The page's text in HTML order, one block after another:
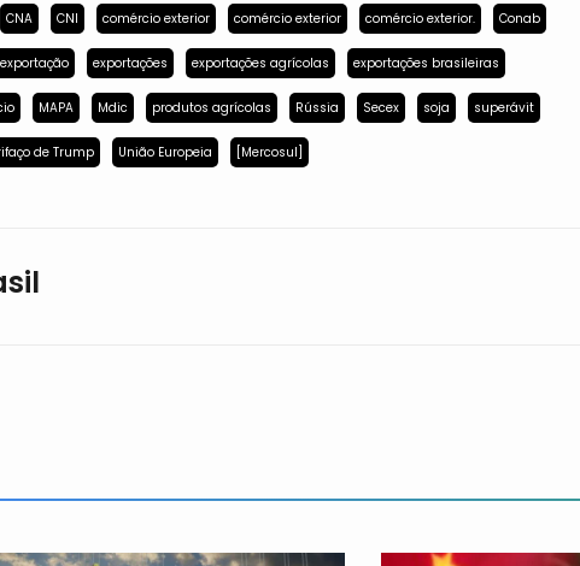
CNA CNI comércio exterior comércio exterior comércio exterior. Conab
exportação exportações exportações agrícolas exportações brasileiras
MAPA Mdic produtos agrícolas Rússia Secex soja superávit
de Trump União Europeia [Mercosul]